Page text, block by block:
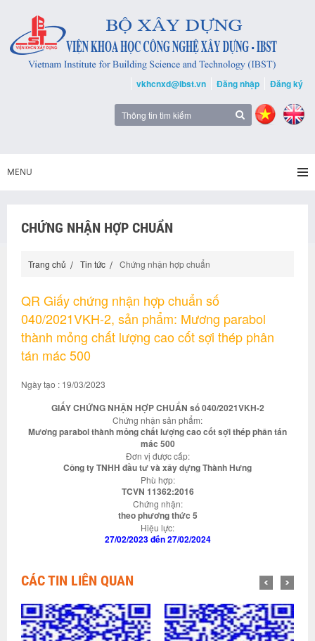
vkhcnxd@ibst.vn Đăng nhập Đăng ký
MENU
CHỨNG NHẬN HỢP CHUẨN
Trang chủ Tin tức Chứng nhận hợp chuẩn
QR Giấy chứng nhận hợp chuẩn số
040/2021VKH-2, sản phẩm: Mương parabol
thành mỏng chất lượng cao cốt sợi thép phân
tán mác 500
Ngày tạo : 19/03/2023
GIẤY CHỨNG NHẬN HỢP CHUẨN số 040/2021VKH-2
Chứng nhận sản phẩm:
Mương parabol thành mỏng chất lượng cao cốt sợi thép phân tán
mác 500
Đơn vị được cấp:
Công ty TNHH đầu tư và xây dựng Thành Hưng
Phù hợp:
TCVN 11362:2016
Chứng nhận:
theo phương thức 5
Hiệu lực:
27/02/2023 đến 27/02/2024
CÁC TIN LIÊN QUAN